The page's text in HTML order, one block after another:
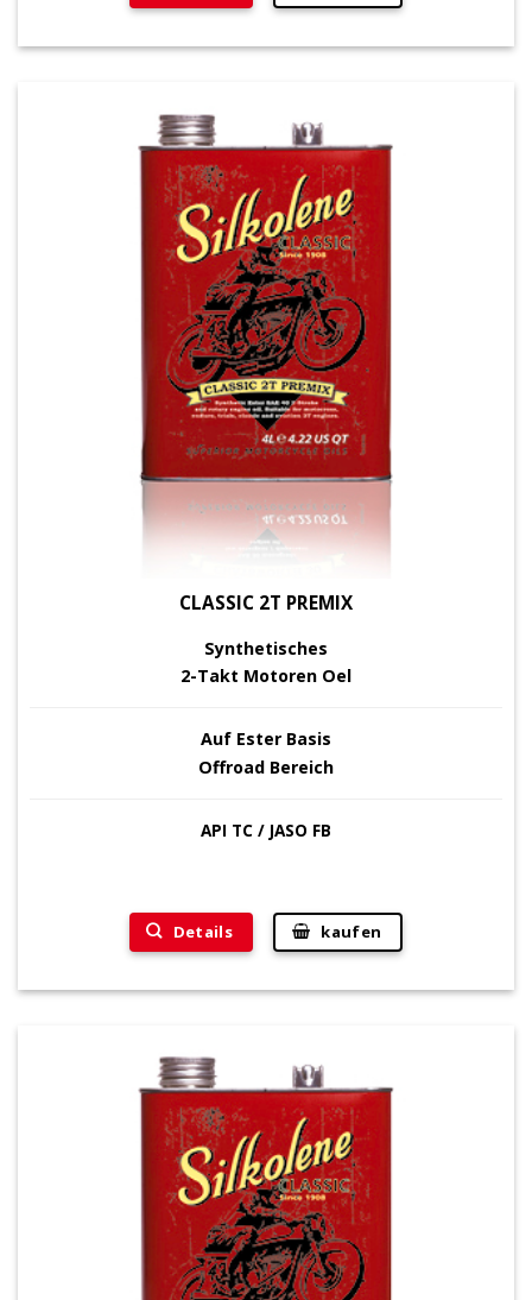
CLASSIC 2T PREMIX
Synthetisches
2-Takt Motoren Oel
Auf Ester Basis
Offroad Bereich
API TC / JASO FB
Details kaufen